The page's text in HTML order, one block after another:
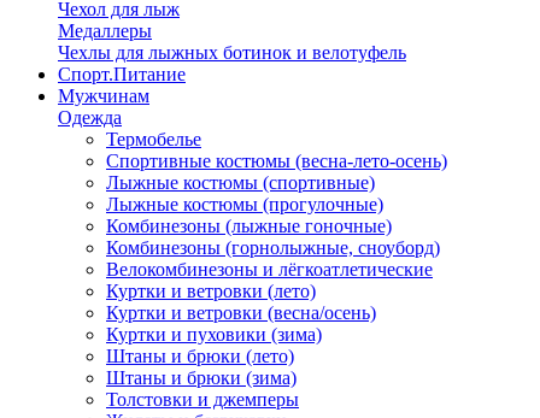
Чехол для лыж
Медаллеры
Чехлы для лыжных ботинок и велотуфель
Спорт.Питание
Мужчинам
Одежда
Термобелье
Спортивные костюмы (весна-лето-осень)
Лыжные костюмы (спортивные)
Лыжные костюмы (прогулочные)
Комбинезоны (лыжные гоночные)
Комбинезоны (горнолыжные, сноуборд)
Велокомбинезоны и лёгкоатлетические
Куртки и ветровки (лето)
Куртки и ветровки (весна/осень)
Куртки и пуховики (зима)
Штаны и брюки (лето)
Штаны и брюки (зима)
Толстовки и джемперы